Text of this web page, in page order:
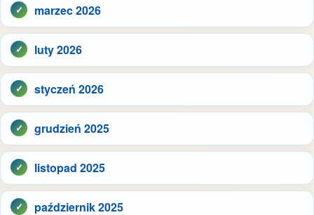
marzec 2026
luty 2026
styczeń 2026
grudzień 2025
listopad 2025
październik 2025